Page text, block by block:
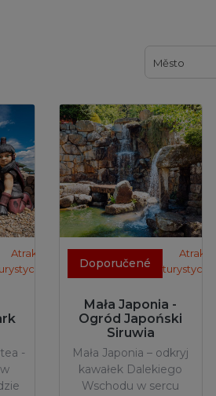
Město
Atrakcje
-
Doporučené
Atrakcje
turystyczne
Mała Japonia -
Ogród Japoński
Siruwia
Mała Japonia – odkryj
kawałek Dalekiego
Wschodu w sercu